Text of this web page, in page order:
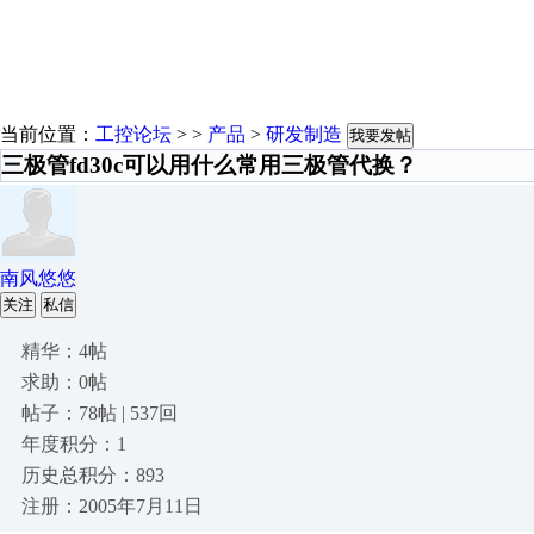
当前位置： 工控论坛 > > 产品 > 研发制造 我要发帖
三极管fd30c可以用什么常用三极管代换？
南风悠悠
关注 私信
精华：4帖
求助：0帖
帖子：78帖 | 537回
年度积分：1
历史总积分：893
注册：2005年7月11日